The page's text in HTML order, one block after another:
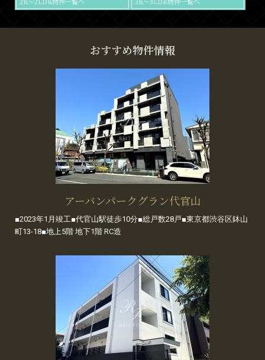
おすすめ物件情報
アーバンパークグラン代官山
■2023年1月竣工■代官山駅徒歩10分■総戸数28戸■東京都渋谷区鉢山
町13-18■地上5階 地下1階 RC造